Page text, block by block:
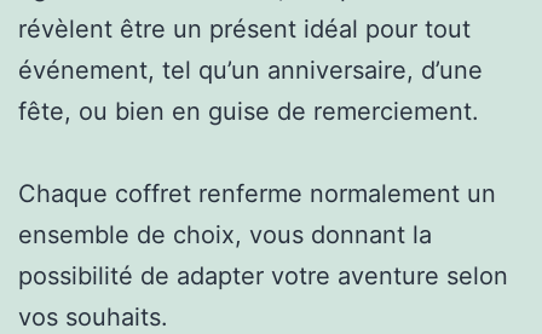
révèlent être un présent idéal pour tout
événement, tel qu’un anniversaire, d’une
fête, ou bien en guise de remerciement.
Chaque coffret renferme normalement un
ensemble de choix, vous donnant la
possibilité de adapter votre aventure selon
vos souhaits.